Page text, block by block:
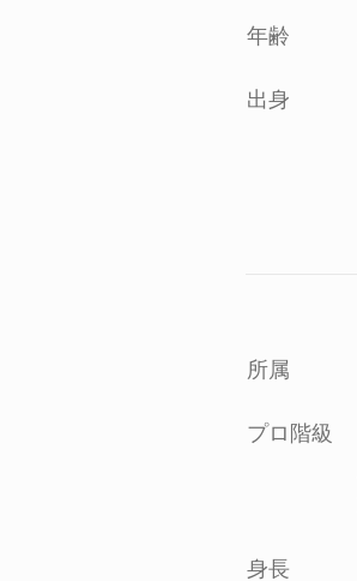
年齢
出身
所属
プロ階級
身長